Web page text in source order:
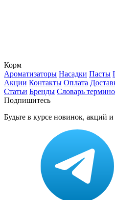
Корм
Ароматизаторы Насадки Пасты
Акции Контакты Оплата
Статьи Бренды Словарь
Подпишитесь
Будьте в курсе новинок, акций